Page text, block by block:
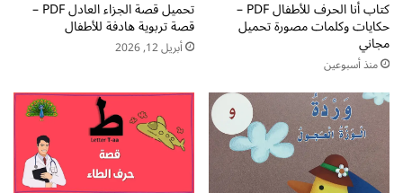
و
ن
ة
ا
ا
ر
ة
ل
ل
أ
ط
كتاب أنا الحرف للأطفال PDF –
حكايات وكلمات مصورة تحميل
مجاني
منذ أسبوعين
تحميل قصة الجزاء العادل PDF –
قصة تربوية هادفة للأطفال
أبريل 12, 2026